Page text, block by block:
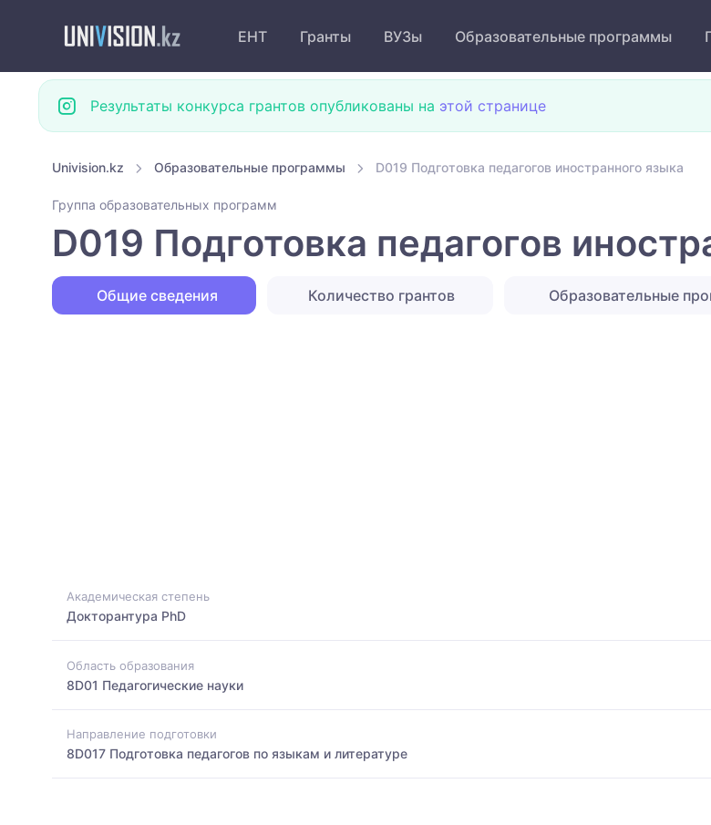
ЕНТ Гранты ВУЗы Образовательные программы
Результаты конкурса грантов опубликованы на этой странице
Univision.kz Образовательные программы D019 Подготовка педагогов иностранного языка
Группа образовательных программ
D019 Подготовка педагогов
Общие сведения Количество грантов Образовательные
Академическая степень
Докторантура PhD
Область образования
8D01 Педагогические науки
Направление подготовки
8D017 Подготовка педагогов по языкам и литературе